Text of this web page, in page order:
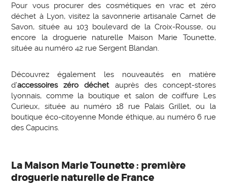
Pour vous procurer des cosmétiques en vrac et zéro
déchet à Lyon, visitez la savonnerie artisanale Carnet de
Savon, située au 103 boulevard de la Croix-Rousse, ou
encore la droguerie naturelle Maison Marie Tounette,
située au numéro 42 rue Sergent Blandan.
Découvrez également les nouveautés en matière
d’accessoires zéro déchetauprès des concept-stores
lyonnais, comme la boutique et salon de coiffure Les
Curieux, située au numéro 18 rue Palais Grillet, ou la
boutique éco-citoyenne Monde éthique, au numéro 6 rue
des Capucins.
La Maison Marie Tounette : première
droguerie naturelle de France